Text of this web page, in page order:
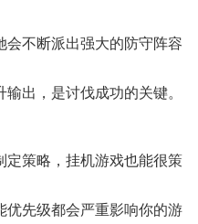
会不断派出强大的防守阵容
出，是讨伐成功的关键。
定策略，挂机游戏也能很策
优先级都会严重影响你的游